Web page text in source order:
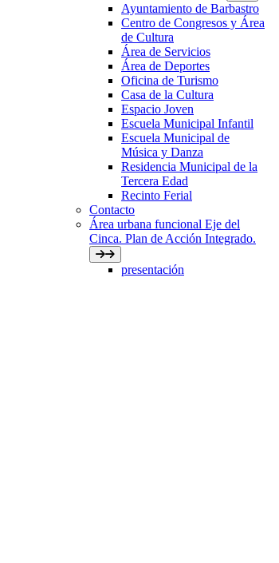
Ayuntamiento de Barbastro
Centro de Congresos y Área
de Cultura
Área de Servicios
Área de Deportes
Oficina de Turismo
Casa de la Cultura
Espacio Joven
Escuela Municipal Infantil
Escuela Municipal de
Música y Danza
Residencia Municipal de la
Tercera Edad
Recinto Ferial
Contacto
Área urbana funcional Eje del
Cinca. Plan de Acción Integrado.
presentación